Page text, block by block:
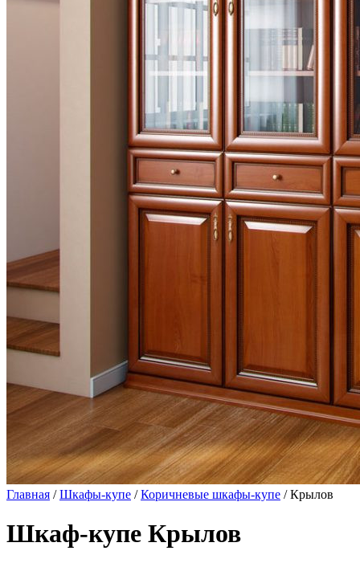
Главная /Шкафы-купе /Коричневые шкафы-купе / Крылов
Шкаф-купе Крылов